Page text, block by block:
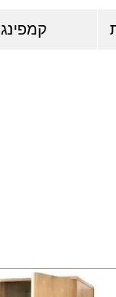
קמפינג